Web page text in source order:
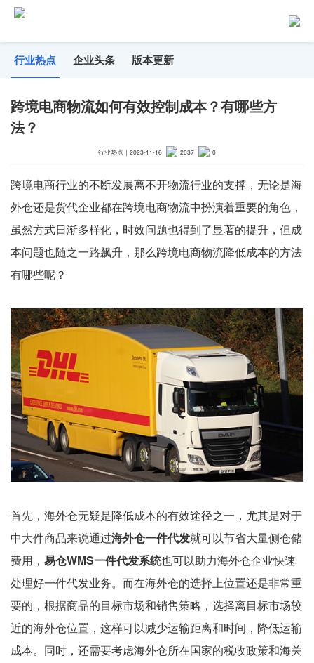
行业热点 企业头条 版本更新
跨境电商物流如何有效控制成本？有哪些方
法？
行业热点 ｜ 2023-11-16 2037 0
跨境电商行业的不断发展离不开物流行业的支撑，无论是海
外仓还是货代企业都在跨境电商物流中扮演着重要的角色，
虽然方式日渐多样化，时效问题也得到了显著的提升，但成
本问题也随之一路飙升，那么跨境电商物流降低成本的方法
有哪些呢？
首先，海外仓无疑是降低成本的有效途径之一，尤其是对于
中大件商品来说通过海外仓一件代发就可以节省大量侧仓储
费用， 易仓WMS一件代发系统也可以助力海外仓企业快速
处理好一件代发业务。而在海外仓的选择上位置还是非常重
要的，根据商品的目标市场和销售策略，选择离目标市场较
近的海外仓位置，这样可以减少运输距离和时间，降低运输
成本。同时，还需要考虑海外仓所在国家的税收政策和海关